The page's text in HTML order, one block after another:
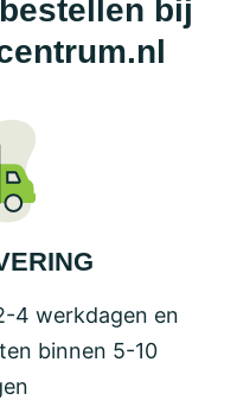
bij
4 werkdagen en
binnen 5-10